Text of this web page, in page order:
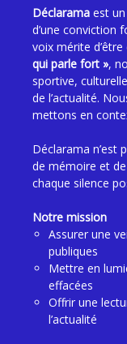
Déclarama est
d’une conviction
voix mérite
qui parle fort »,
sportive,
de l’actualité.
mettons en
Déclarama n’est
de mémoire et
chaque silence
Notre mission
Assurer une
publiques
Mettre en
effacées
Offrir une
l’actualité